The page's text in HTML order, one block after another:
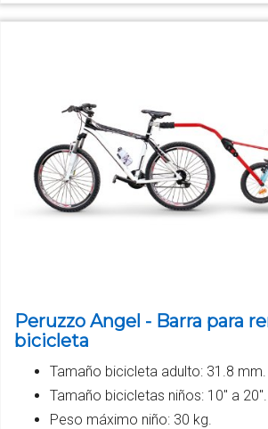
Peruzzo Angel - Barra para
bicicleta
Tamaño bicicleta adulto: 31.8 mm.
Tamaño bicicletas niños: 10" a 20".
Peso máximo niño: 30 kg.